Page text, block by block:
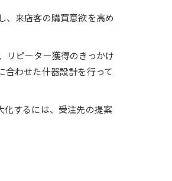
、来店客の購買意欲を高め
リピーター獲得のきっかけ
合わせた什器設計を行って
化するには、受注先の提案